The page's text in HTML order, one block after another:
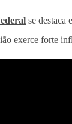
se destaca
exerce forte